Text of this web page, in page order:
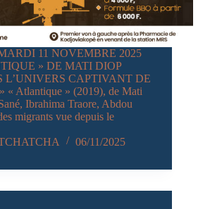
11 NOVEMBRE 2025
» DE MATI DIOP
L’UNIVERS CAPTIVANT DE
Atlantique » (2019), de Mati
Ibrahima Traore, Abdou
migrants vue depuis le
06/11/2025